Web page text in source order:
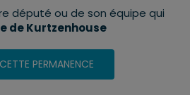
député ou de son équipe qui
de Kurtzenhouse
PERMANENCE